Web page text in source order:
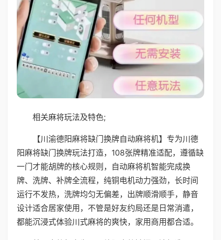
相关麻将玩法及特色;
【川渝德阳麻将缺门换牌自动麻将机】专为川德
阳麻将缺门换牌玩法打造，108张牌精准适配，遵循缺
一门才能胡牌的核心规则，自动麻将机智能完成换
牌、洗牌、补牌全流程，纯铜电机动力强劲，长时间
运行不发热，洗牌均匀无偏差，出牌顺滑顺手，静音
设计适合居家使用，不管是好友约局还是日常消遣，
都能沉浸式体验川式麻将的爽快，家用商用都合适。